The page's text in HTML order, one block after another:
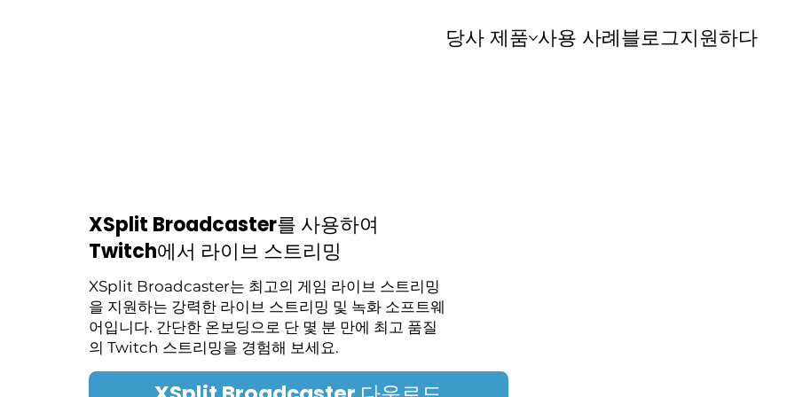
당사 제품 사용 사례블로그지원하다
XSplit Broadcaster를 사용하여
Twitch에서 라이브 스트리밍
XSplit Broadcaster는 최고의 게임 라이브 스트리밍
을 지원하는 강력한 라이브 스트리밍 및 녹화 소프트웨
어입니다. 간단한 온보딩으로 단 몇 분 만에 최고 품질
의 Twitch 스트리밍을 경험해 보세요.